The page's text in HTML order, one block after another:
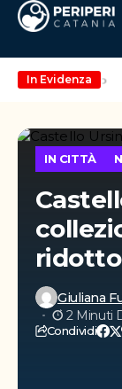
In Evidenza
di maggio
IN CITTÀ
ridotto
Giuliana
2 Minuti
Condividi